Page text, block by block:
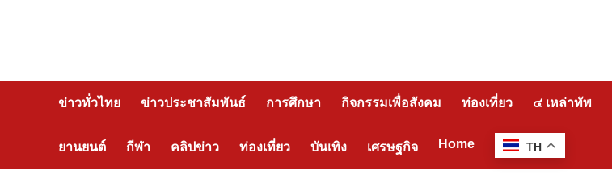
ข่าวทั่วไทย ข่าวประชาสัมพันธ์ การศึกษา กิจกรรมเพื่อสังคม ท่องเที่ยว ๔ เหล่าทัพ
ยานยนต์ กีฬา คลิปข่าว ท่องเที่ยว บันเทิง เศรษฐกิจ Home TH